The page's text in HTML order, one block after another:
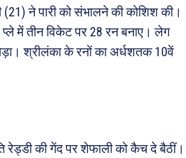
ने पारी को संभालने की कोशिश की।
में तीन विकेट पर 28 रन बनाए। लेग
श्रीलंका के रनों का अर्धशतक 10वें
रेड्डी की गेंद पर शेफाली को कैच दे बैठीं।